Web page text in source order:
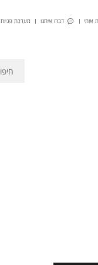
אותי דברו איתנו מערכת פניות